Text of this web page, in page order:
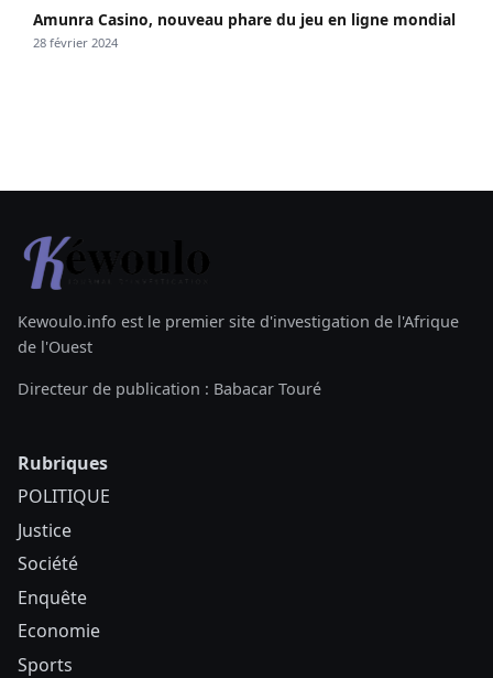
Amunra Casino, nouveau phare du jeu en ligne mondial
28 février 2024
Kewoulo.info est le premier site d'investigation de l'Afrique
de l'Ouest
Directeur de publication : Babacar Touré
Rubriques
POLITIQUE
Justice
Société
Enquête
Economie
Sports